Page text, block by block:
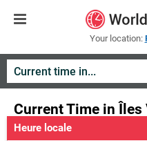
Your location:
Current Time in
Heure locale